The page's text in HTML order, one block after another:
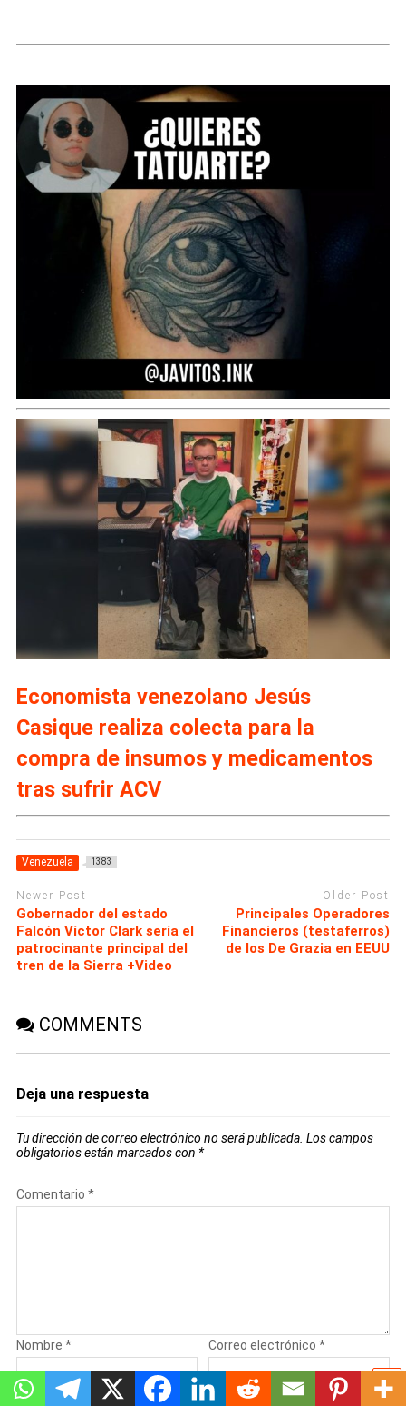
Economista venezolano Jesús
Casique realiza colecta para la
compra de insumos y medicamentos
tras sufrir ACV
Venezuela 1383
Newer Post
Gobernador del estado
Falcón Víctor Clark sería el
patrocinante principal del
tren de la Sierra +Video
Older Post
Principales Operadores
Financieros (testaferros)
de los De Grazia en EEUU
COMMENTS
Deja una respuesta
Tu dirección de correo electrónico no será publicada. Los campos
obligatorios están marcados con *
Comentario *
Nombre * Correo electrónico*